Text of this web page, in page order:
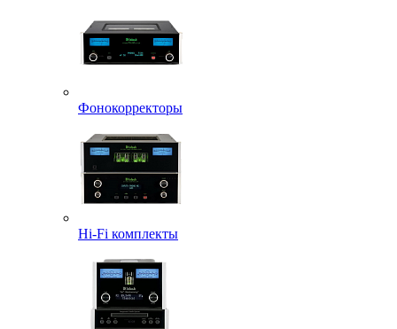
Фонокорректоры
Hi-Fi комплекты